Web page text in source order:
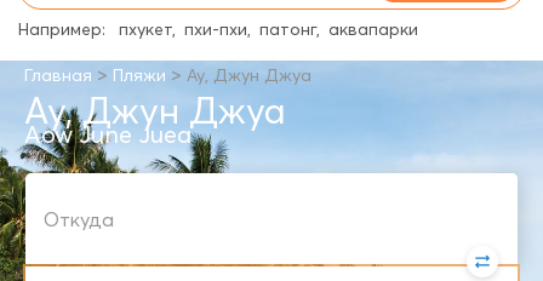
Например: пхукет пхи-пхи патонг аквапарки
Главная > Пляжи > Ау, Джун Джуа
Ау, Джун Джуа
Aow June Juea